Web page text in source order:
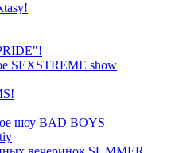
SEXSTREME show
шоу BAD BOYS